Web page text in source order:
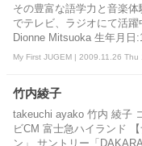
その豊富な語学力と音楽
でテレビ、ラジオにて活躍
Dionne Mitsuoka 生年月日
My First JUGEM | 2009.11.26 Thu
竹内綾子
takeuchi ayako 竹内 綾子
ビCM 富士急ハイランド
ン」 サントリー「